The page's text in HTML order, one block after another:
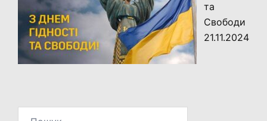
та
Свободи
21.11.2024